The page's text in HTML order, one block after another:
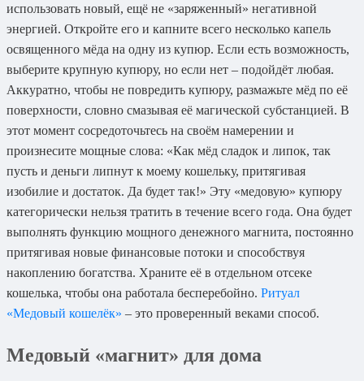
использовать новый, ещё не «заряженный» негативной
энергией. Откройте его и капните всего несколько капель
освященного мёда на одну из купюр. Если есть возможность,
выберите крупную купюру, но если нет – подойдёт любая.
Аккуратно, чтобы не повредить купюру, размажьте мёд по её
поверхности, словно смазывая её магической субстанцией. В
этот момент сосредоточьтесь на своём намерении и
произнесите мощные слова: «Как мёд сладок и липок, так
пусть и деньги липнут к моему кошельку, притягивая
изобилие и достаток. Да будет так!» Эту «медовую» купюру
категорически нельзя тратить в течение всего года. Она будет
выполнять функцию мощного денежного магнита, постоянно
притягивая новые финансовые потоки и способствуя
накоплению богатства. Храните её в отдельном отсеке
кошелька, чтобы она работала бесперебойно. Ритуал
«Медовый кошелёк» – это проверенный веками способ.
Медовый «магнит» для дома